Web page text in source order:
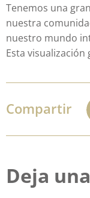
Tenemos una
nuestra
nuestro mundo
Esta
Compartir
Deja